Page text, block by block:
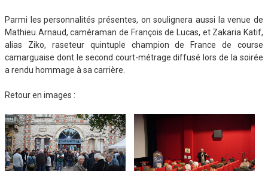
Parmi les personnalités présentes, on soulignera aussi la venue de
Mathieu Arnaud, caméraman de François de Lucas, et Zakaria Katif,
alias Ziko, raseteur quintuple champion de France de course
camarguaise dont le second court-métrage diffusé lors de la soirée
a rendu hommage à sa carrière.
Retour en images :